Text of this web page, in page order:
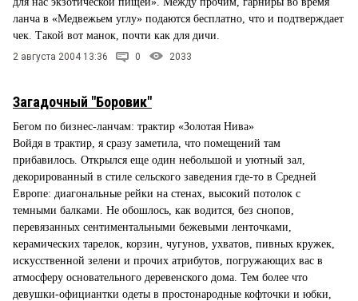
ланча в «Медвежьем углу» подаются бесплатно, что и подтверждает
чек. Такой вот манок, почти как для дичи.
2 августа 2004 13:36 0 2033
Загадочный "Боровик"
Бегом по бизнес-ланчам: трактир «Золотая Нива»
Войдя в трактир, я сразу заметила, что помещений там
прибавилось. Открылся еще один небольшой и уютный зал,
декорированный в стиле сельского заведения где-то в Средней
Европе: диагональные рейки на стенах, высокий потолок с
темными балками. Не обошлось, как водится, без снопов,
перевязанных сентиментальными бежевыми ленточками,
керамических тарелок, корзин, чугунов, ухватов, пивных кружек,
искусственной зелени и прочих атрибутов, погружающих вас в
атмосферу основательного деревенского дома. Тем более что
девушки-официантки одеты в простонародные кофточки и юбки,